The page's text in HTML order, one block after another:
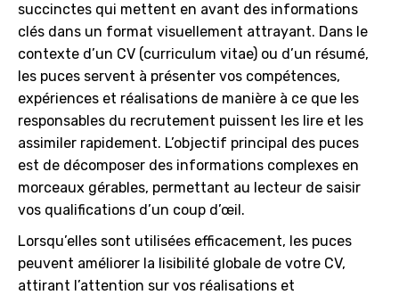
succinctes qui mettent en avant des informations
clés dans un format visuellement attrayant. Dans le
contexte d’un CV (curriculum vitae) ou d’un résumé,
les puces servent à présenter vos compétences,
expériences et réalisations de manière à ce que les
responsables du recrutement puissent les lire et les
assimiler rapidement. L’objectif principal des puces
est de décomposer des informations complexes en
morceaux gérables, permettant au lecteur de saisir
vos qualifications d’un coup d’œil.
Lorsqu’elles sont utilisées efficacement, les puces
peuvent améliorer la lisibilité globale de votre CV,
attirant l’attention sur vos réalisations et